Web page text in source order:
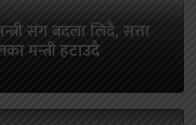
संग बदला लिदै, सत्ता
मन्त्री हटाउदै